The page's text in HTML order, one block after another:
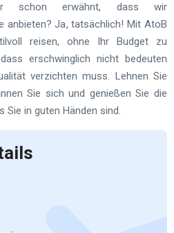
schon erwähnt, dass wir
anbieten? Ja, tatsächlich! Mit AtoB
reisen, ohne Ihr Budget zu
erschwinglich nicht bedeuten
verzichten muss. Lehnen Sie
Sie sich und genießen Sie die
Sie in guten Händen sind.